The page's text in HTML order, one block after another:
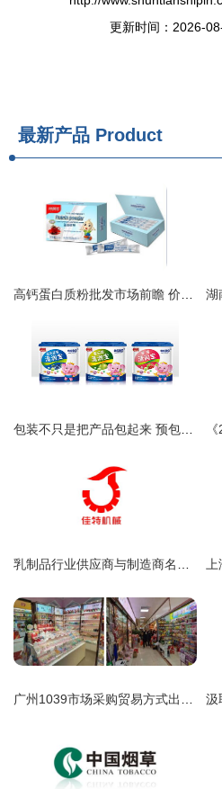
更新时间：2026-
最新产品 Product